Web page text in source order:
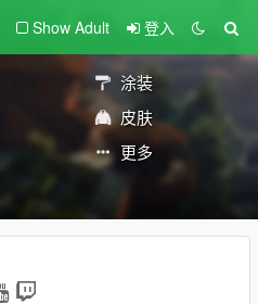
Show Adult 登入
涂装
皮肤
更多